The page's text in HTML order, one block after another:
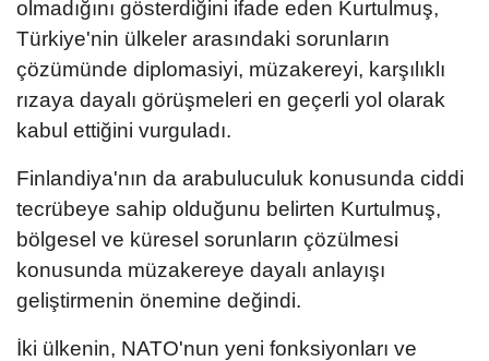
olmadığını gösterdiğini ifade eden Kurtulmuş,
Türkiye'nin ülkeler arasındaki sorunların
çözümünde diplomasiyi, müzakereyi, karşılıklı
rızaya dayalı görüşmeleri en geçerli yol olarak
kabul ettiğini vurguladı.
Finlandiya'nın da arabuluculuk konusunda ciddi
tecrübeye sahip olduğunu belirten Kurtulmuş,
bölgesel ve küresel sorunların çözülmesi
konusunda müzakereye dayalı anlayışı
geliştirmenin önemine değindi.
İki ülkenin, NATO'nun yeni fonksiyonları ve